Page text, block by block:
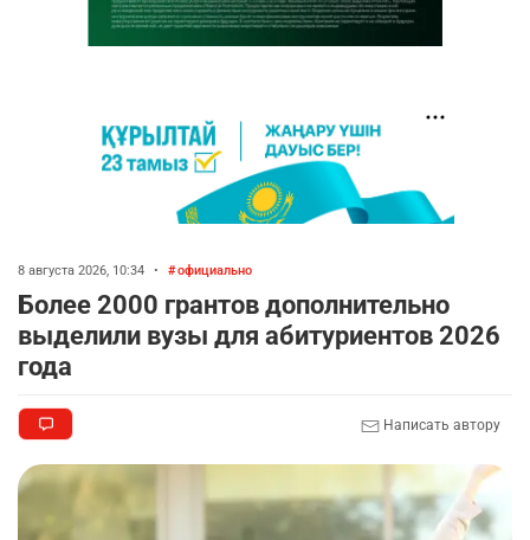
8 августа 2026, 10:34 • официально
Более 2000 грантов дополнительно
выделили вузы для абитуриентов 2026
года
Написать автору